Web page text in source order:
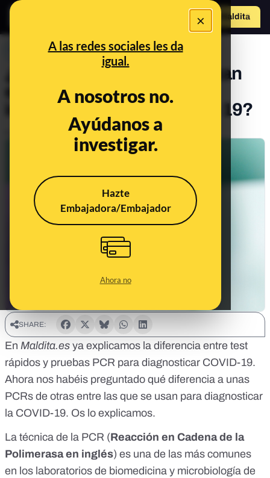
×
A las redes sociales les da
igual.
A nosotros no.
Ayúdanos a
investigar.
Hazte
Embajadora/Embajador
Ahora no
Hazte Maldito
PREBUNKING
¿Qué tipos de PCR se utilizan
en el diagnóstico y la
investigación de la COVID-19?
Apr 24, 2020, 12:14:47 PM
SHARE:
En Maldita.es ya explicamos la diferencia entre test
rápidos y pruebas PCR para diagnosticar COVID-19.
Ahora nos habéis preguntado qué diferencia a unas
PCRs de otras entre las que se usan para diagnosticar
la COVID-19. Os lo explicamos.
La técnica de la PCR (Reacción en Cadena de la
Polimerasa en inglés) es una de las más comunes
en los laboratorios de biomedicina y microbiología de